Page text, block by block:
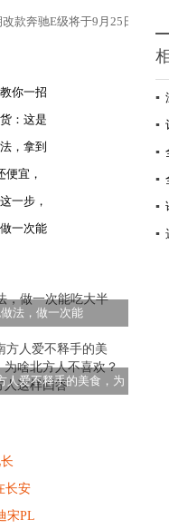
款奔驰E级将于9月25日正式
你一招
：这是
，拿到
宜，
一步，
一次能
法，做一次能
人爱不释手的美食，为
长安
宋PL
▪
▪
▪
▪
▪
▪